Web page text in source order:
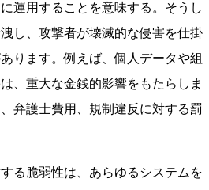
運用することを意味する。そうし
し、攻撃者が壊滅的な侵害を仕掛
ります。例えば、個人データや組
、重大な金銭的影響をもたらしま
弁護士費用、規制違反に対する罰
る脆弱性は、あらゆるシステムを